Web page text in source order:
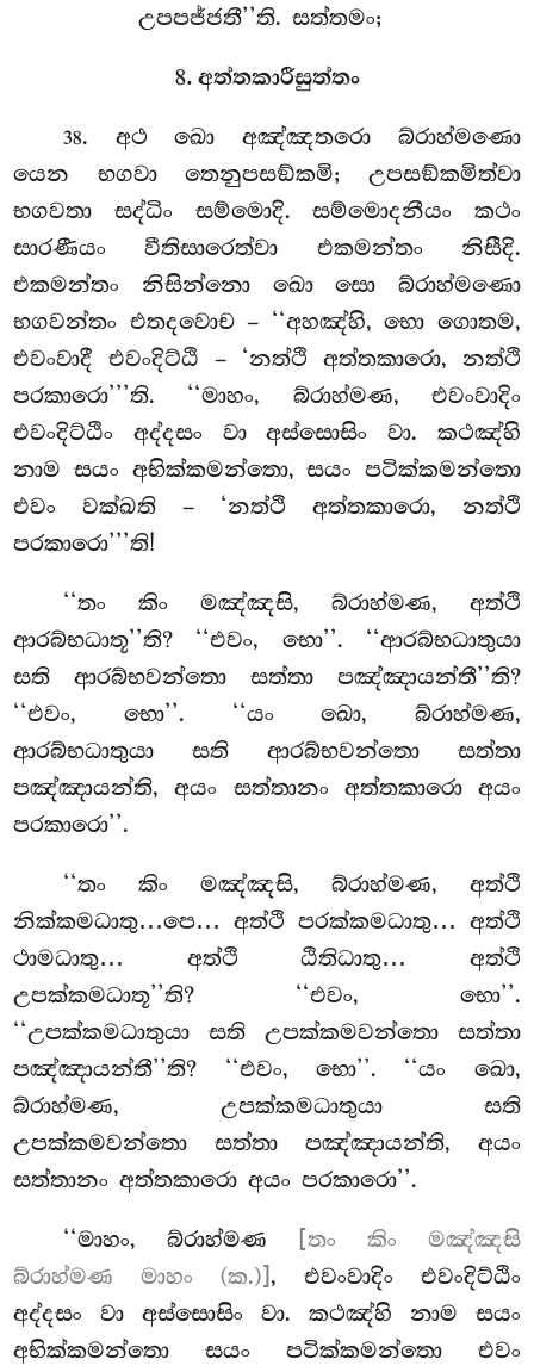
උපපජ්ජතී’’ති. සත්තමං;
8. අත්තකාරීසුත්තං
38. අථ ඛො අඤ්ඤතරො බ්රාහ්මණො
යෙන භගවා තෙනුපසඞ්කමි; උපසඞ්කමිත්වා
භගවතා සද්ධිං සම්මොදි. සම්මොදනීයං කථං
සාරණීයං වීතිසාරෙත්වා එකමන්තං නිසීදි.
එකමන්තං නිසින්නො ඛො සො බ්රාහ්මණො
භගවන්තං එතදවොච – ‘‘අහඤ්හි, භො ගොතම,
එවංවාදී එවංදිට්ඨි – ‘නත්ථි අත්තකාරො, නත්ථි
පරකාරො’’’ති. ‘‘මාහං, බ්රාහ්මණ, එවංවාදිං
එවංදිට්ඨිං අද්දසං වා අස්සොසිං වා. කථඤ්හි
නාම සයං අභික්කමන්තො, සයං පටික්කමන්තො
එවං වක්ඛති – ‘නත්ථි අත්තකාරො, නත්ථි
පරකාරො’’’ති!
‘‘තං කිං මඤ්ඤසි, බ්රාහ්මණ, අත්ථි
ආරබ්භධාතූ’’ති? ‘‘එවං, භො’’. ‘‘ආරබ්භධාතුයා
සති ආරබ්භවන්තො සත්තා පඤ්ඤායන්තී’’ති?
‘‘එවං, භො’’. ‘‘යං ඛො, බ්රාහ්මණ,
ආරබ්භධාතුයා සති ආරබ්භවන්තො සත්තා
පඤ්ඤායන්ති, අයං සත්තානං අත්තකාරො අයං
පරකාරො’’.
‘‘තං කිං මඤ්ඤසි, බ්රාහ්මණ, අත්ථි
නික්කමධාතු…පෙ… අත්ථි පරක්කමධාතු… අත්ථි
ථාමධාතු… අත්ථි ඨිතිධාතු… අත්ථි
උපක්කමධාතූ’’ති? ‘‘එවං, භො’’.
‘‘උපක්කමධාතුයා සති උපක්කමවන්තො සත්තා
පඤ්ඤායන්තී’’ති? ‘‘එවං, භො’’. ‘‘යං ඛො,
බ්රාහ්මණ, උපක්කමධාතුයා සති
උපක්කමවන්තො සත්තා පඤ්ඤායන්ති, අයං
සත්තානංඅත්තකාරො අයං පරකාරො’’.
‘‘මාහං, බ්රාහ්මණ
[තං කිං මඤ්ඤසි
බ්රාහ්මණ මාහං (ක.)] , එවංවාදිං එවංදිට්ඨිං
අද්දසං වා අස්සොසිං වා. කථඤ්හි නාම සයං
අභික්කමන්තො සයං පටික්කමන්තො එවං